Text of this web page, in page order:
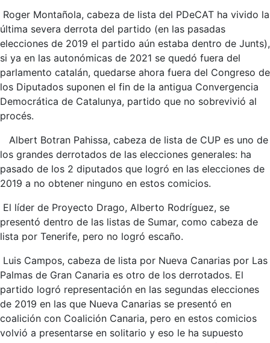
Roger Montañola, cabeza de lista del PDeCAT ha vivido la
última severa derrota del partido (en las pasadas
elecciones de 2019 el partido aún estaba dentro de Junts),
si ya en las autonómicas de 2021 se quedó fuera del
parlamento catalán, quedarse ahora fuera del Congreso de
los Diputados suponen el fin de la antigua Convergencia
Democrática de Catalunya, partido que no sobrevivió al
procés.
Albert Botran Pahissa, cabeza de lista de CUP es uno de
los grandes derrotados de las elecciones generales: ha
pasado de los 2 diputados que logró en las elecciones de
2019 a no obtener ninguno en estos comicios.
El líder de Proyecto Drago, Alberto Rodríguez, se
presentó dentro de las listas de Sumar, como cabeza de
lista por Tenerife, pero no logró escaño.
Luis Campos, cabeza de lista por Nueva Canarias por Las
Palmas de Gran Canaria es otro de los derrotados. El
partido logró representación en las segundas elecciones
de 2019 en las que Nueva Canarias se presentó en
coalición con Coalición Canaria, pero en estos comicios
volvió a presentarse en solitario y eso le ha supuesto